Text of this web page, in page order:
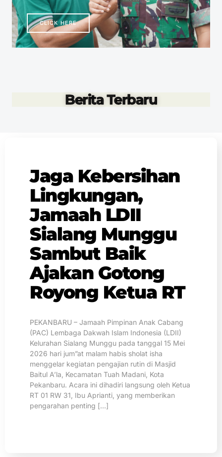
CLICK HERE
Berita Terbaru
Jaga Kebersihan
Lingkungan,
Jamaah LDII
Sialang Munggu
Sambut Baik
Ajakan Gotong
Royong Ketua RT
PEKANBARU – Jamaah Pimpinan Anak Cabang
(PAC) Lembaga Dakwah Islam Indonesia (LDII)
Kelurahan Sialang Munggu pada tanggal 15 Mei
2026 hari jum”at malam habis sholat isha
menggelar kegiatan pengajian rutin di Masjid
Baitul A’la, Kecamatan Tuah Madani, Kota
Pekanbaru. Acara ini dihadiri langsung oleh Ketua
RT 01 RW 31, Ibu Aprianti, yang memberikan
pengarahan penting […]